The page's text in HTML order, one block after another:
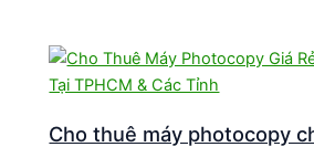
Cho thuê máy photocopy